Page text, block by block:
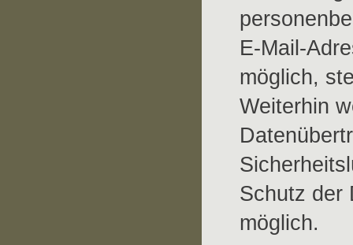
E-Mail-
möglich,
Weiterhin
Schutz der
möglich.